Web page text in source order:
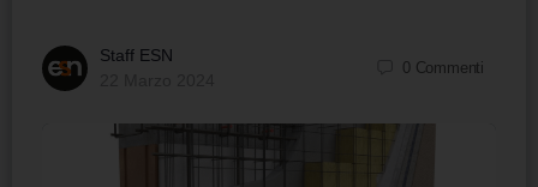
Staff ESN
0 Commenti